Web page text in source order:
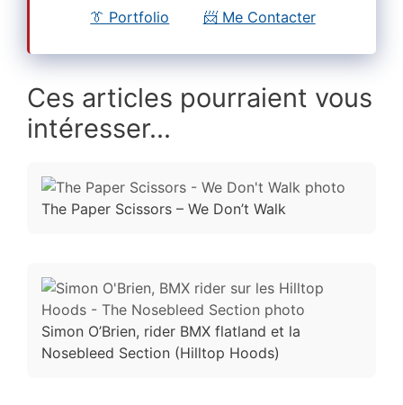
👔 Portfolio 📨 Me Contacter
Ces articles pourraient vous
intéresser...
The Paper Scissors – We Don’t Walk
Simon O’Brien, rider BMX flatland et la
Nosebleed Section (Hilltop Hoods)